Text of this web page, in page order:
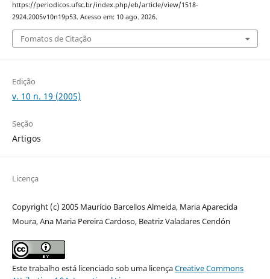
https://periodicos.ufsc.br/index.php/eb/article/view/1518-
2924.2005v10n19p53. Acesso em: 10 ago. 2026.
Fomatos de Citação
Edição
v. 10 n. 19 (2005)
Seção
Artigos
Licença
Copyright (c) 2005 Maurício Barcellos Almeida, Maria Aparecida
Moura, Ana Maria Pereira Cardoso, Beatriz Valadares Cendón
Este trabalho está licenciado sob uma licençaCreative Commons